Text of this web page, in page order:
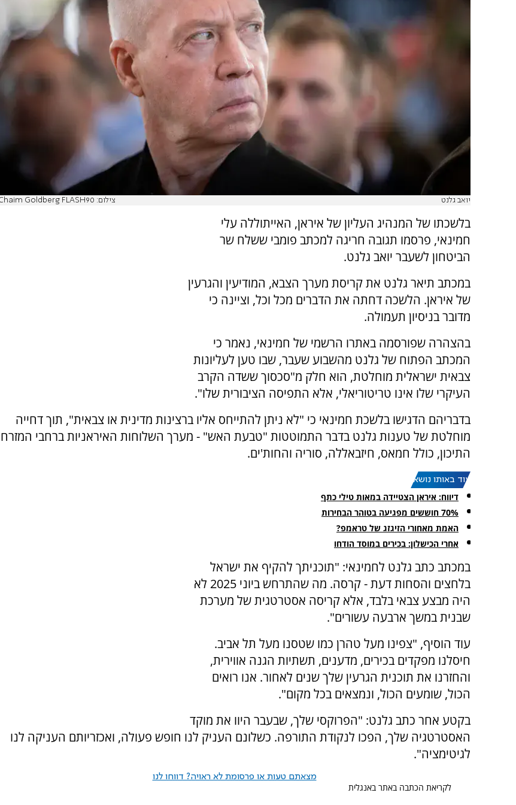
יואב גלנט צילום: Chaim Goldberg FLASH90
בלשכתו של המנהיג העליון של איראן, האייתוללה עלי
חמינאי, פרסמו תגובה חריגה למכתב פומבי ששלח שר
הביטחון לשעבר יואב גלנט.
במכתב תיאר גלנט את קריסת מערך הצבא, המודיעין והגרעין
של איראן. הלשכה דחתה את הדברים מכל וכל, וציינה כי
מדובר בניסיון תעמולה.
בהצהרה שפורסמה באתרו הרשמי של חמינאי, נאמר כי
המכתב הפתוח של גלנט מהשבוע שעבר, שבו טען לעליונות
צבאית ישראלית מוחלטת, הוא חלק מ"סכסוך ששדה הקרב
העיקרי שלו אינו טריטוריאלי, אלא התפיסה הציבורית שלו".
בדבריהם הדגישו בלשכת חמינאי כי "לא ניתן להתייחס אליו ברצינות מדינית או צבאית", תוך דחייה
מוחלטת של טענות גלנט בדבר התמוטטות "טבעת האש" - מערך השלוחות האיראניות ברחבי המזרח
התיכון, כולל חמאס, חיזבאללה, סוריה והחות'ים.
עוד באותו נושא:
דיווח: איראן הצטיידה במאות טילי כתף
70% חוששים מפגיעה בטוהר הבחירות
האמת מאחורי הזיגזג של טראמפ?
אחרי הכישלון: בכירים במוסד הודחו
במכתב כתב גלנט לחמינאי: "תוכניתך להקיף את ישראל
בלחצים והסחות דעת - קרסה. מה שהתרחש ביוני 2025 לא
היה מבצע צבאי בלבד, אלא קריסה אסטרטגית של מערכת
שבנית במשך ארבעה עשורים".
עוד הוסיף, "צפינו מעל טהרן כמו שטסנו מעל תל אביב.
חיסלנו מפקדים בכירים, מדענים, תשתיות הגנה אווירית,
והחזרנו את תוכנית הגרעין שלך שנים לאחור. אנו רואים
הכול, שומעים הכול, ונמצאים בכל מקום".
בקטע אחר כתב גלנט: "הפרוקסי שלך, שבעבר היוו את מוקד
האסטרטגיה שלך, הפכו לנקודת התורפה. כשלונם העניק לנו חופש פעולה, ואכזריותם העניקה לנו
לגיטימציה".
מצאתם טעות או פרסומת לא ראויה? דווחו לנו
לקריאת הכתבה באתר באנגלית